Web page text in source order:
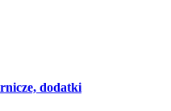
dodatki